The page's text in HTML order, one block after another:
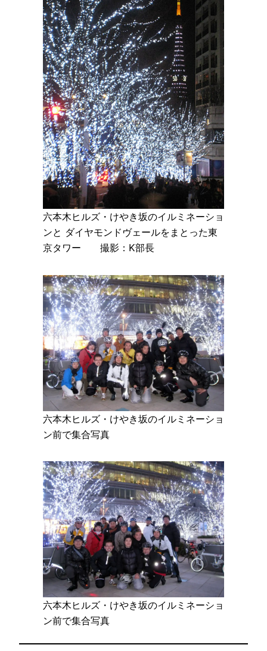
六本木ヒルズ・けやき坂のイルミネーショ
ンと ダイヤモンドヴェールをまとった東
京タワー 撮影：K部長
六本木ヒルズ・けやき坂のイルミネーショ
ン前で集合写真
六本木ヒルズ・けやき坂のイルミネーショ
ン前で集合写真